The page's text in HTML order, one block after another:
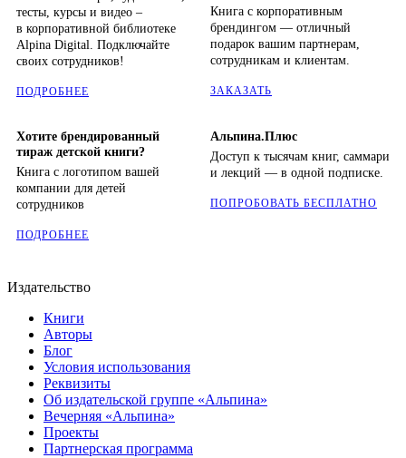
тесты, курсы и видео –
в корпоративной библиотеке
Alpina Digital. Подключайте
своих сотрудников!
ПОДРОБНЕЕ
Книга с корпоративным
брендингом — отличный
подарок вашим партнерам,
сотрудникам и клиентам.
ЗАКАЗАТЬ
Хотите брендированный
тираж детской книги?
Книга с логотипом вашей
компании для детей
сотрудников
ПОДРОБНЕЕ
Альпина.Плюс
Доступ к тысячам книг, саммари
и лекций — в одной подписке.
ПОПРОБОВАТЬ БЕСПЛАТНО
Издательство
Книги
Авторы
Блог
Условия использования
Реквизиты
Об издательской группе «Альпина»
Вечерняя «Альпина»
Проекты
Партнерская программа